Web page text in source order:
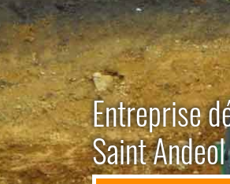
Entreprise
Saint